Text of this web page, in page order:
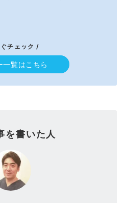
チェック /
一覧はこちら
を書いた人